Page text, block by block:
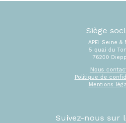
Siège
APEI Seine &
5 quai du
76200
Nous
Politique de
Mentions
Suivez-nous sur